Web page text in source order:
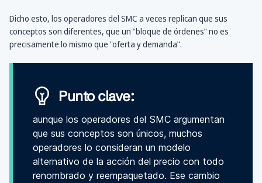
Dicho esto, los operadores del SMC a veces replican que sus
conceptos son diferentes, que un "bloque de órdenes" no es
precisamente lo mismo que "oferta y demanda".
Punto clave:
aunque los operadores del SMC argumentan
que sus conceptos son únicos, muchos
operadores lo consideran un modelo
alternativo de la acción del precio con todo
renombrado y reempaquetado. Ese cambio